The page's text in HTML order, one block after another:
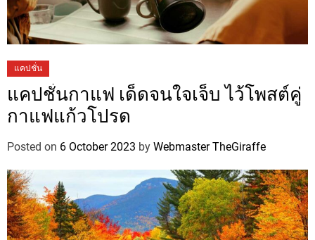
แคปชั่น
แคปชั่นกาแฟ เด็ดจนใจเจ็บ ไว้โพสต์คู่
กาแฟแก้วโปรด
Posted on 6 October 2023 by Webmaster TheGiraffe